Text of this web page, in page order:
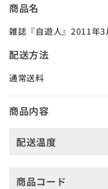
商品名
雑誌『自遊人』2011年3
配送方法
通常送料
商品内容
配送温度
商品コード